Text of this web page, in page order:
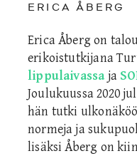
ERICA ÅBERG
Erica Åberg on
erikoistutkijana
lippulaivassaja
Joulukuussa 2020
hän tutki
normeja ja
lisäksi Åberg on